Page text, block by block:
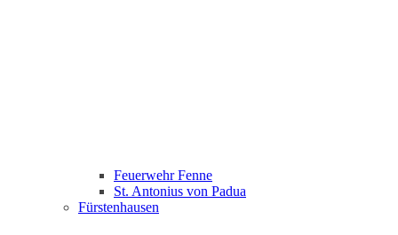
Feuerwehr Fenne
St. Antonius von Padua
Fürstenhausen